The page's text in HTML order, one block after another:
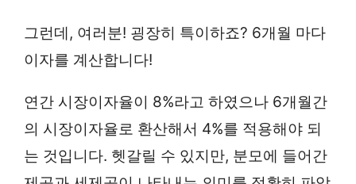
그런데, 여러분! 굉장히 특이하죠? 6개월 마다
이자를 계산합니다!
연간 시장이자율이 8%라고 하였으나 6개월간
의 시장이자율로 환산해서 4%를 적용해야 되
는 것입니다. 헷갈릴 수 있지만, 분모에 들어간